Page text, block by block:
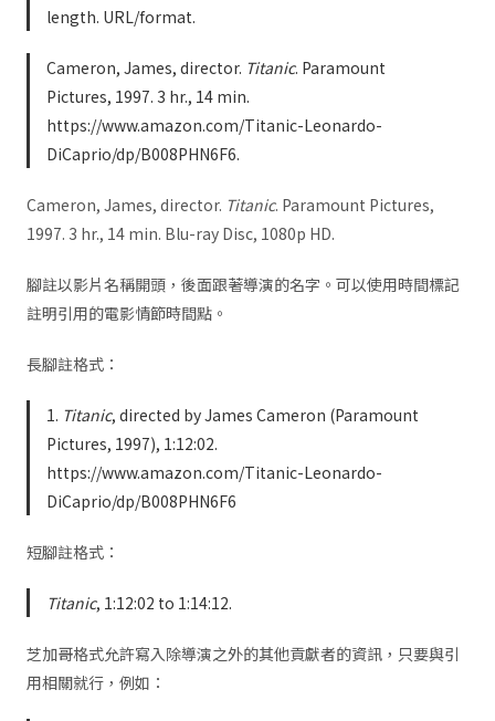
length. URL/format.
Cameron, James, director. Titanic. Paramount
Pictures, 1997. 3 hr., 14 min.
https://www.amazon.com/Titanic-Leonardo-
DiCaprio/dp/B008PHN6F6.
Cameron, James, director. Titanic. Paramount Pictures,
1997. 3 hr., 14 min. Blu-ray Disc, 1080p HD.
腳註以影片名稱開頭，後面跟著導演的名字。可以使用時間標記
註明引用的電影情節時間點。
長腳註格式：
1. Titanic, directed by James Cameron (Paramount
Pictures, 1997), 1:12:02.
https://www.amazon.com/Titanic-Leonardo-
DiCaprio/dp/B008PHN6F6
短腳註格式：
Titanic, 1:12:02 to 1:14:12.
芝加哥格式允許寫入除導演之外的其他貢獻者的資訊，只要與引
用相關就行，例如：